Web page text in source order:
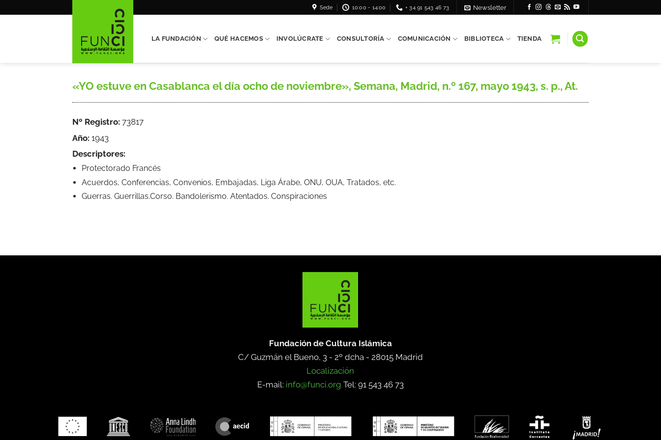
Sede 10:00 - 14:00 + 34 91 543 46 73 Newsletter
LA FUNDACIÓN QUÉ HACEMOS INVOLÚCRATE CONSULTORÍA COMUNICACIÓN BIBLIOTECA TIENDA
«YO estuve en Casablanca el día ocho de noviembre», Semana, Madrid, n.º 167, mayo 1943, s. p., At.
Nº Registro: 73817
Año: 1943
Descriptores:
Protectorado Francés
Acuerdos, Conferencias, Convenios, Embajadas, Liga Árabe, ONU, OUA, Tratados, etc.
Guerras. Guerrillas.Corso. Bandolerismo. Atentados. Conspiraciones
Fundación de Cultura Islámica
C/ Guzmán el Bueno, 3 - 2º dcha - 28015 Madrid
Localización
E-mail: info@funci.org Tel: 91 543 46 73